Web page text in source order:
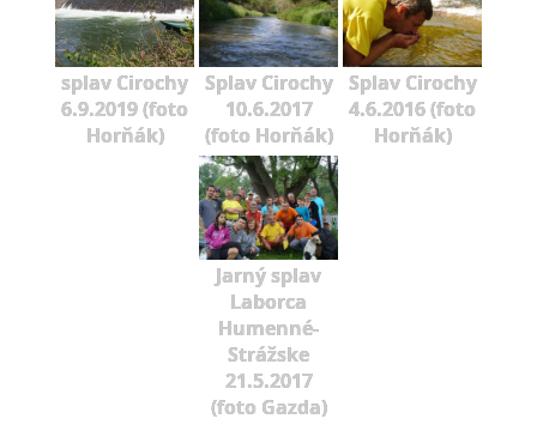
splav Cirochy
6.9.2019 (foto
Horňák)
Splav Cirochy
10.6.2017
(foto Horňák)
Splav Cirochy
4.6.2016 (foto
Horňák)
Jarný splav
Laborca
Humenné-
Strážske
21.5.2017
(foto Gazda)